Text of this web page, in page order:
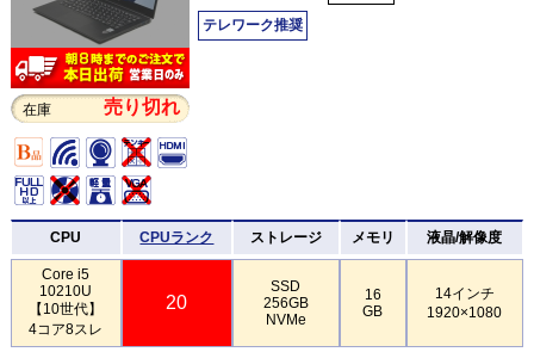
在庫 売り切れ
テレワーク推奨
CPU CPUランク ストレージ メモリ 液晶/解像度
Core i5
10210U
【10世代】
4コア8スレ
20
SSD
256GB
NVMe
16
GB
14インチ
1920×1080